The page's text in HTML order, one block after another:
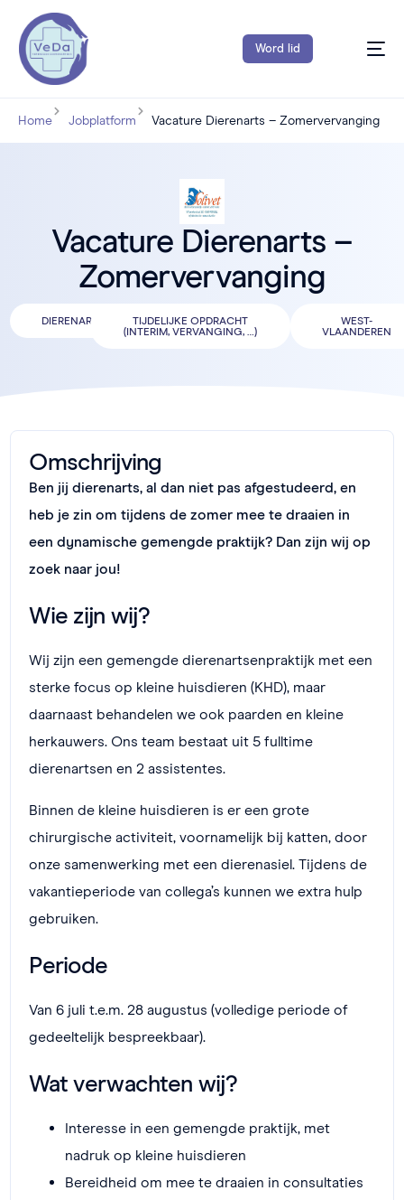
Word lid
Home Jobplatform Vacature Dierenarts – Zomervervanging
Vacature Dierenarts –
Zomervervanging
DIERENARTS
TIJDELIJKE OPDRACHT
(INTERIM, VERVANGING, …)
WEST-
VLAANDEREN
Omschrijving
Ben jij dierenarts, al dan niet pas afgestudeerd, en
heb je zin om tijdens de zomer mee te draaien in
een dynamische gemengde praktijk? Dan zijn wij op
zoek naar jou!
Wie zijn wij?
Wij zijn een gemengde dierenartsenpraktijk met een
sterke focus op kleine huisdieren (KHD), maar
daarnaast behandelen we ook paarden en kleine
herkauwers. Ons team bestaat uit 5 fulltime
dierenartsen en 2 assistentes.
Binnen de kleine huisdieren is er een grote
chirurgische activiteit, voornamelijk bij katten, door
onze samenwerking met een dierenasiel. Tijdens de
vakantieperiode van collega’s kunnen we extra hulp
gebruiken.
Periode
Van 6 juli t.e.m. 28 augustus (volledige periode of
gedeeltelijk bespreekbaar).
Wat verwachten wij?
Interesse in een gemengde praktijk, met
nadruk op kleine huisdieren
Bereidheid om mee te draaien in consultaties